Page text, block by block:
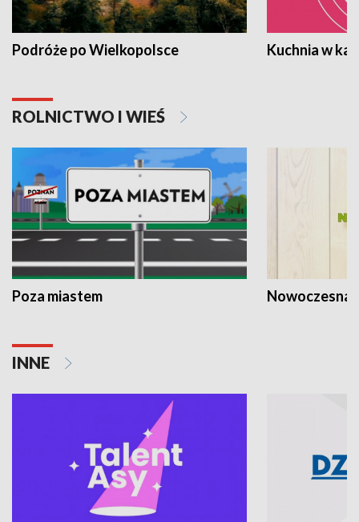
Podróże po Wielkopolsce Kuchnia w
ROLNICTWO I WIEŚ
Poza miastem Nowoczesna
INNE